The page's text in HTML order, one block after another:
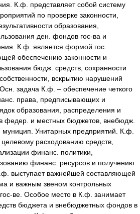
К.ф. представляет собой систему
по проверке законности,
образования,
ден. фондов гос-ва и
К.ф. является формой гос.
обеспечению законности и
бюдж. средств, сохранности
вскрытию нарушений
задача К.ф. – обеспечение четкого
права, предписывающих и
образования, распределения и
федер. и местных бюджетов, внебюдж.
муницип. Унитарных предприятий. К.ф.
расходованию средств,
финанс. политики,
финанс. ресурсов и получению
выступает важнейшей составляющей
и важным звеном контрольных
ве. Особое место в К.ф. занимает
бюджета и внебюджетных фондов в